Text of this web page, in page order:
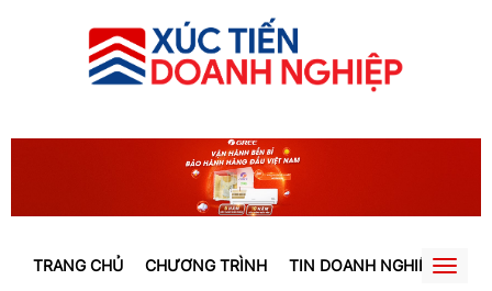
TRANG CHỦ CHƯƠNG TRÌNH TIN DOANH NGHIỆP Toggle